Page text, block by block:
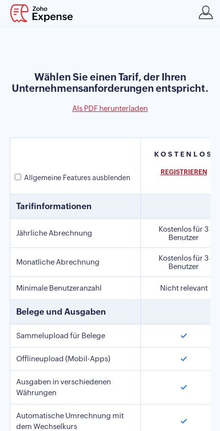
Wählen Sie einen Tarif, der Ihren
Unternehmensanforderungen entspricht.
Als PDF herunterladen
Allgemeine Features ausblenden
KOSTENLOS
REGISTRIEREN
Tarifinformationen
Jährliche Abrechnung
Kostenlos für 3
Benutzer
Monatliche Abrechnung
Kostenlos für 3
Benutzer
Minimale Benutzeranzahl Nicht relevant
Belege und Ausgaben
Sammelupload für Belege ✓
Offlineupload (Mobil-Apps) ✓
Ausgaben in verschiedenen
Währungen
✓
Automatische Umrechnung mit
dem Wechselkurs
✓